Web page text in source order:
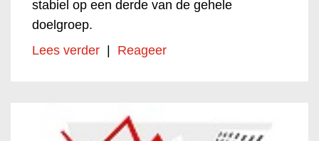
stabiel op een derde van de gehele
doelgroep.
Lees verder | Reageer